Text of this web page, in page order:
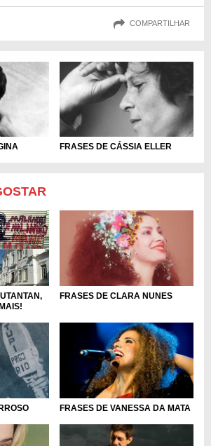
COMPARTILHAR
FRASES DE CÁSSIA ELLER
FRASES DE CLARA NUNES
FRASES DE VANESSA DA MATA